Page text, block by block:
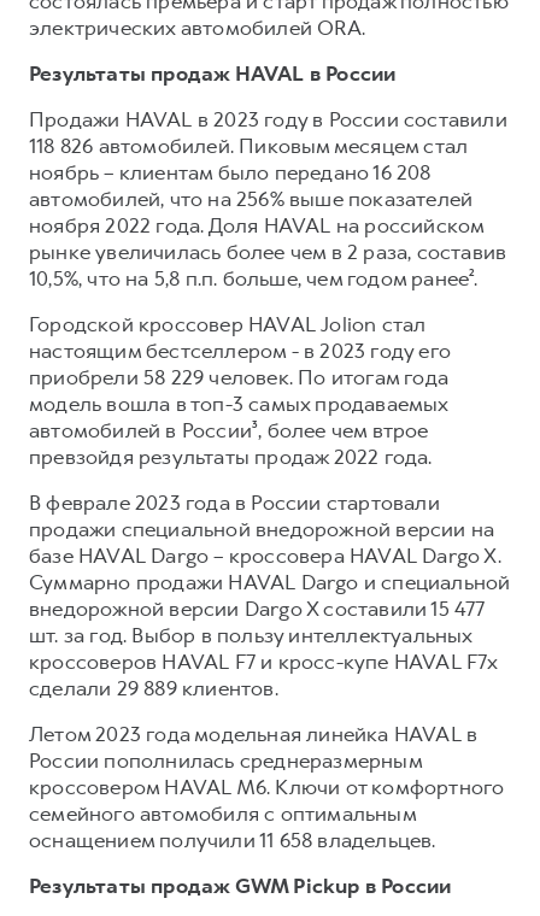
электрических автомобилей ORA.
Результаты продаж HAVAL в России
Продажи HAVAL в 2023 году в России составили
118 826 автомобилей. Пиковым месяцем стал
ноябрь – клиентам было передано 16 208
автомобилей, что на 256% выше показателей
ноября 2022 года. Доля HAVAL на российском
рынке увеличилась более чем в 2 раза, составив
10,5%, что на 5,8 п.п. больше, чем годом ранее².
Городской кроссовер HAVAL Jolion стал
настоящим бестселлером - в 2023 году его
приобрели 58 229 человек. По итогам года
модель вошла в топ-3 самых продаваемых
автомобилей в России³, более чем втрое
превзойдя результаты продаж 2022 года.
В феврале 2023 года в России стартовали
продажи специальной внедорожной версии на
базе HAVAL Dargo – кроссовера HAVAL Dargo X.
Суммарно продажи HAVAL Dargo и специальной
внедорожной версии Dargo X составили 15 477
шт. за год. Выбор в пользу интеллектуальных
кроссоверов HAVAL F7 и кросс-купе HAVAL F7x
сделали 29 889 клиентов.
Летом 2023 года модельная линейка HAVAL в
России пополнилась среднеразмерным
кроссовером HAVAL M6. Ключи от комфортного
семейного автомобиля с оптимальным
оснащением получили 11 658 владельцев.
Результаты продаж GWM Pickup в России